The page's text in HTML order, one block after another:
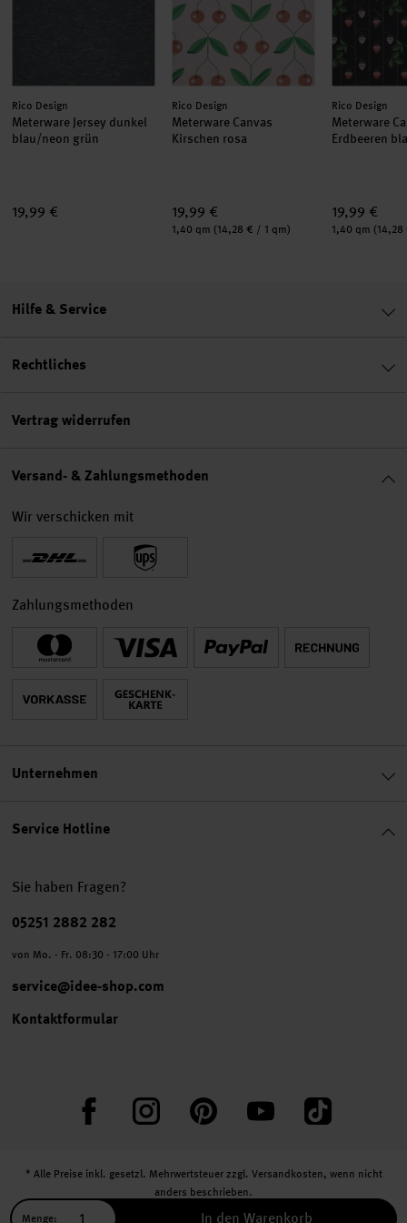
Menge: In den Warenkorb
Hersteller:
Rico Design
Meterware Jersey dunkel
blau/neon grün
19,99 €
Hersteller:
Rico Design
Meterware Canvas
Kirschen rosa
19,99 €
Inhalt:
1,40 qm (14,28 € / 1 qm)
Hersteller:
Rico Design
Meterware
Erdbeeren
19,99 €
Inhalt:
1,40 qm
Service Hotline
Sie haben Fragen?
Telefonnummer
05251 2882 282
von Mo. - Fr. 08:30 - 17:00 Uhr
service@idee-shop.com
Kontaktformular
FacebookInstagram PinterestYouTube TikTok
Hilfe & Service
Rechtliches
Vertrag widerrufen
Versand- & Zahlungsmethoden
Wir verschicken mit
Zahlungsmethoden
Unternehmen
* Alle Preise inkl. gesetzl. Mehrwertsteuer zzgl. Versandkosten, wenn nicht
anders beschrieben.
** Jede:r Abonnent:in erhält bei erstmaliger Anmeldung für unseren Newsletter